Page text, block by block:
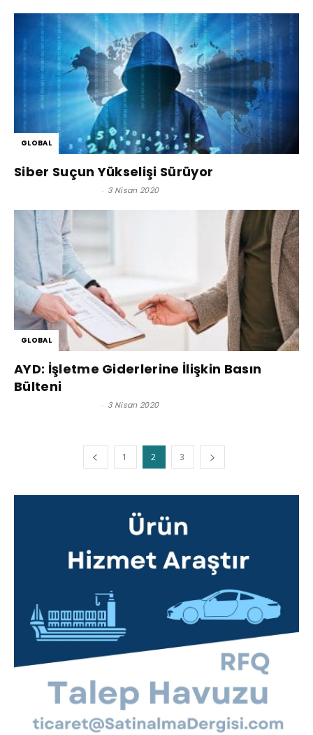
GLOBAL
Siber Suçun Yükselişi Sürüyor
- 3 Nisan 2020
GLOBAL
AYD: İşletme Giderlerine İlişkin Basın
Bülteni
- 3 Nisan 2020
1 2 3